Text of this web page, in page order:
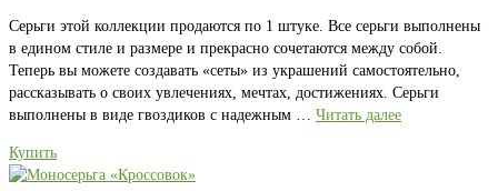
Серьги этой коллекции продаются по 1 штуке. Все серьги выполнены
в едином стиле и размере и прекрасно сочетаются между собой.
Теперь вы можете создавать «сеты» из украшений самостоятельно,
рассказывать о своих увлечениях, мечтах, достижениях. Серьги
выполнены в виде гвоздиков с надежным … Читать далее
Купить